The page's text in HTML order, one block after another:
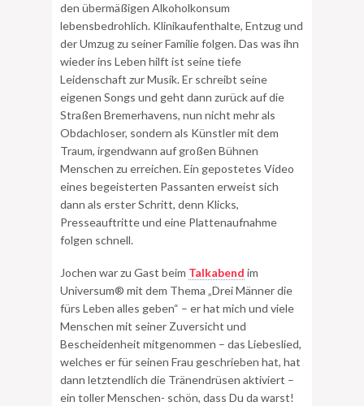
den übermäßigen Alkoholkonsum
lebensbedrohlich. Klinikaufenthalte, Entzug und
der Umzug zu seiner Familie folgen. Das was ihn
wieder ins Leben hilft ist seine tiefe
Leidenschaft zur Musik. Er schreibt seine
eigenen Songs und geht dann zurück auf die
Straßen Bremerhavens, nun nicht mehr als
Obdachloser, sondern als Künstler mit dem
Traum, irgendwann auf großen Bühnen
Menschen zu erreichen. Ein gepostetes Video
eines begeisterten Passanten erweist sich
dann als erster Schritt, denn Klicks,
Presseauftritte und eine Plattenaufnahme
folgen schnell.
Jochen war zu Gast beim Talkabend im
Universum® mit dem Thema „Drei Männer die
fürs Leben alles geben“ – er hat mich und viele
Menschen mit seiner Zuversicht und
Bescheidenheit mitgenommen – das Liebeslied,
welches er für seinen Frau geschrieben hat, hat
dann letztendlich die Tränendrüsen aktiviert –
ein toller Menschen- schön, dass Du da warst!